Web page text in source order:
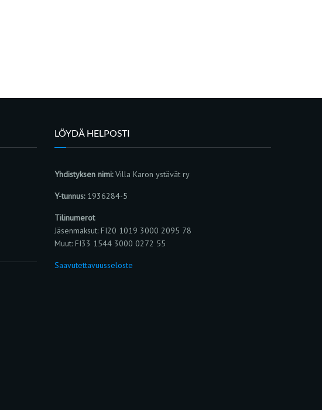
LÖYDÄ HELPOSTI
Yhdistyksen nimi:Villa Karon ystävät ry
Y-tunnus:1936284-5
Tilinumerot
Jäsenmaksut: FI20 1019 3000 2095 78
Muut: FI33 1544 3000 0272 55
Saavutettavuusseloste